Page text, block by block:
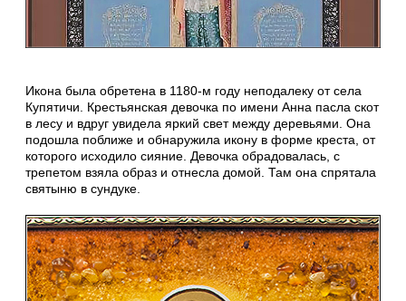
Икона была обретена в 1180-м году неподалеку от села
Купятичи. Крестьянская девочка по имени Анна пасла скот
в лесу и вдруг увидела яркий свет между деревьями. Она
подошла поближе и обнаружила икону в форме креста, от
которого исходило сияние. Девочка обрадовалась, с
трепетом взяла образ и отнесла домой. Там она спрятала
святыню в сундуке.